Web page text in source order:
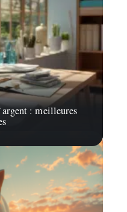
: meilleures